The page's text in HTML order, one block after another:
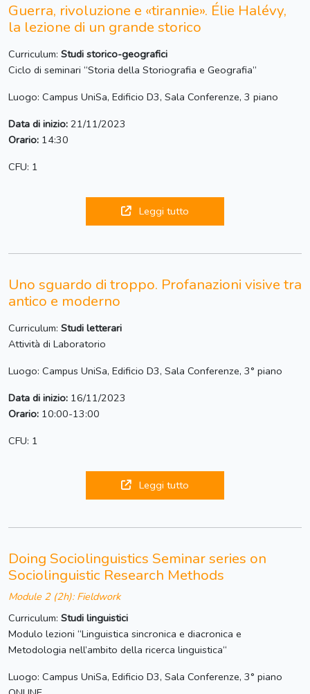
Guerra, rivoluzione e «tirannie». Élie Halévy,
la lezione di un grande storico
Curriculum: Studi storico-geografici
Ciclo di seminari “Storia della Storiografia e Geografia”
Luogo: Campus UniSa, Edificio D3, Sala Conferenze, 3 piano
Data di inizio: 21/11/2023
Orario: 14:30
CFU: 1
Leggi tutto
Uno sguardo di troppo. Profanazioni visive tra
antico e moderno
Curriculum: Studi letterari
Attività di Laboratorio
Luogo: Campus UniSa, Edificio D3, Sala Conferenze, 3° piano
Data di inizio: 16/11/2023
Orario: 10:00-13:00
CFU: 1
Leggi tutto
Doing Sociolinguistics Seminar series on
Sociolinguistic Research Methods
Module 2 (2h): Fieldwork
Curriculum: Studi linguistici
Modulo lezioni “Linguistica sincronica e diacronica e
Metodologia nell’ambito della ricerca linguistica“
Luogo: Campus UniSa, Edificio D3, Sala Conferenze, 3° piano